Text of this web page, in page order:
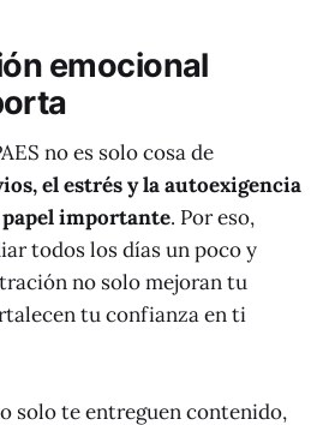
emocional
no es solo cosa de
el estrés y la autoexigencia
importante. Por eso,
todos los días un poco y
no solo mejoran tu
tu confianza en ti
solo te entreguen contenido,